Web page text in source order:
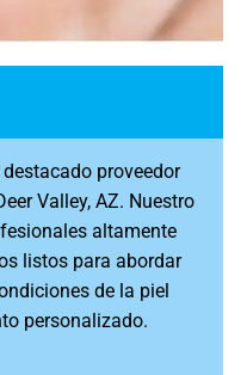
proveedor
Valley, AZ. Nuestro
altamente
listos para abordar
de la piel
personalizado.